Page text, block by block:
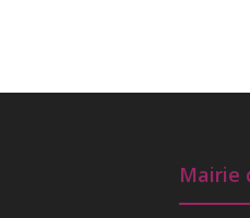
Mairie